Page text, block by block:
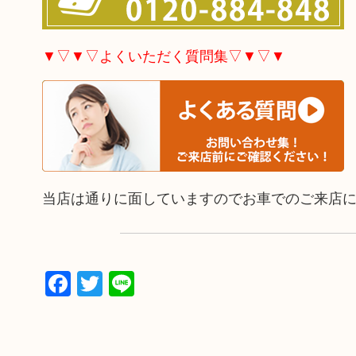
▼▽▼▽よくいただく質問集▽▼▽▼
当店は通りに面していますのでお車でのご来店
Facebook
Twitter
Line